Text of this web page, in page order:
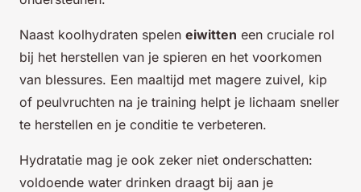
Naast koolhydraten spelen eiwitten een cruciale rol
bij het herstellen van je spieren en het voorkomen
van blessures. Een maaltijd met magere zuivel, kip
of peulvruchten na je training helpt je lichaam sneller
te herstellen en je conditie te verbeteren.
Hydratatie mag je ook zeker niet onderschatten:
voldoende water drinken draagt bij aan je